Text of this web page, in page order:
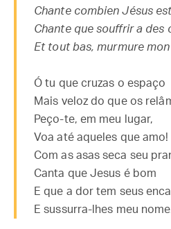
Chante combien Jésus
Chante que souffrir a des
Et tout bas, murmure mon
Ó tu que cruzas o espaço
Mais veloz do que os
Peço-te, em meu lugar,
Voa até aqueles que amo!
Com as asas seca seu
Canta que Jesus é bom
E que a dor tem seus
E sussurra-lhes meu